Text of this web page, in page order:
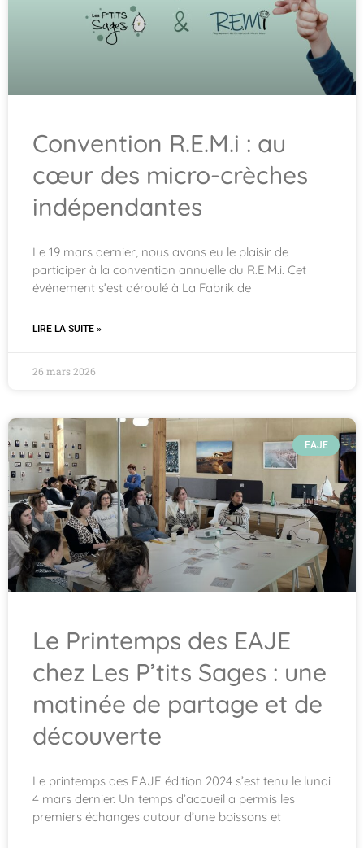
Convention R.E.M.i : au
cœur des micro-crèches
indépendantes
Le 19 mars dernier, nous avons eu le plaisir de
participer à la convention annuelle du R.E.M.i. Cet
événement s’est déroulé à La Fabrik de
LIRE LA SUITE »
26 mars 2026
EAJE
Le Printemps des EAJE
chez Les P’tits Sages : une
matinée de partage et de
découverte
Le printemps des EAJE édition 2024 s’est tenu le lundi
4 mars dernier. Un temps d’accueil a permis les
premiers échanges autour d’une boissons et